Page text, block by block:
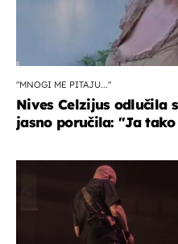
"MNOGI ME PITAJU..."
Nives Celzijus odlučila
jasno poručila: "Ja